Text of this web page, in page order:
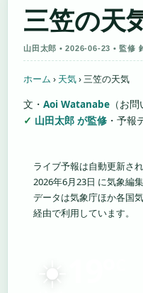
三笠の天
山田太郎 • 2026-06-23 • 監修
ホーム › 天気›三笠の天気
文・ Aoi Watanabe （お
山田太郎 が監修 ・ 予報
ライブ予報は自動更新さ
2026年6月23日 に気象編
データは気象庁ほか各国
経由で利用しています。
☀️